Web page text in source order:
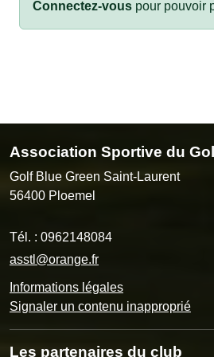
Connectez-vous pour pouvoir
Association Sportive du
Golf Blue Green Saint-Laurent
56400 Ploemel
Tél. : 0962148084
asstl@orange.fr
Informations légales
Signaler un contenu inapproprié
Les partenaires du club